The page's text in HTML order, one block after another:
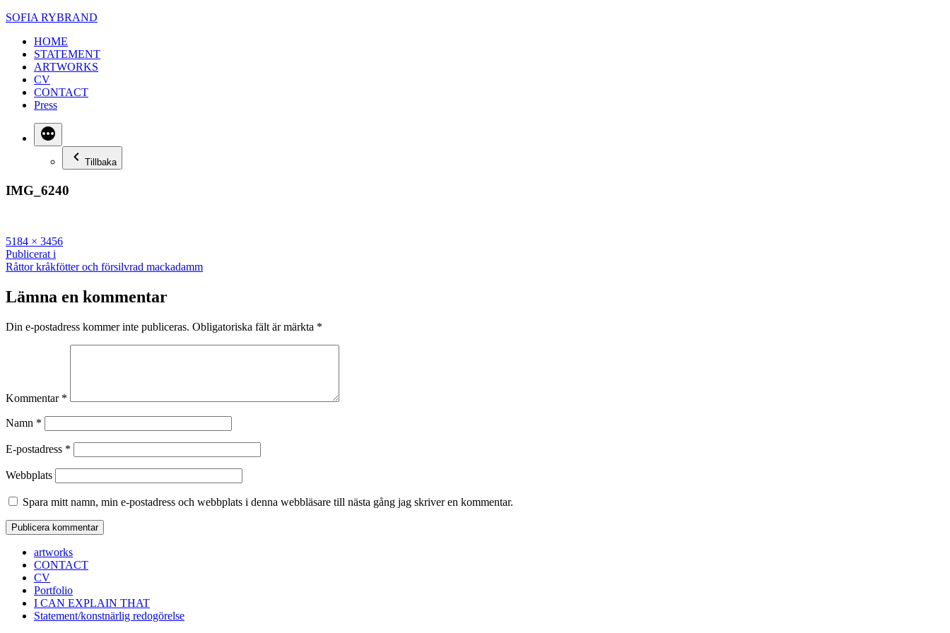
Hoppa
innehåll
SOFIA RYBRAND
HOME
STATEMENT
ARTWORKS
CV
CONTACT
Press
Mer
Tillbaka
IMG_6240
Full
storlek
5184 × 3456
Inläggsnavigering
Publicerat i
Råttor kråkfötter och försilvrad mackadamm
Lämna en kommentar
Din e-postadress kommer inte publiceras. Obligatoriska fält är märkta *
Kommentar *
Namn *
E-postadress *
Webbplats
Spara mitt namn, min e-postadress och webbplats i denna webbläsare till nästa gång jag skriver en kommentar.
artworks
CONTACT
CV
Portfolio
I CAN EXPLAIN THAT
Statement/konstnärlig redogörelse